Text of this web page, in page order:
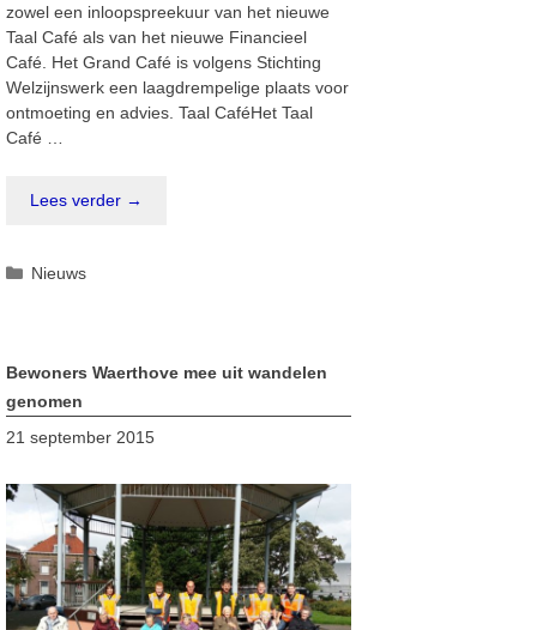
zowel een inloopspreekuur van het nieuwe
Taal Café als van het nieuwe Financieel
Café. Het Grand Café is volgens Stichting
Welzijnswerk een laagdrempelige plaats voor
ontmoeting en advies. Taal CaféHet Taal
Café …
Lees verder →
Categorieën
Nieuws
Bewoners Waerthove mee uit wandelen
genomen
21 september 2015